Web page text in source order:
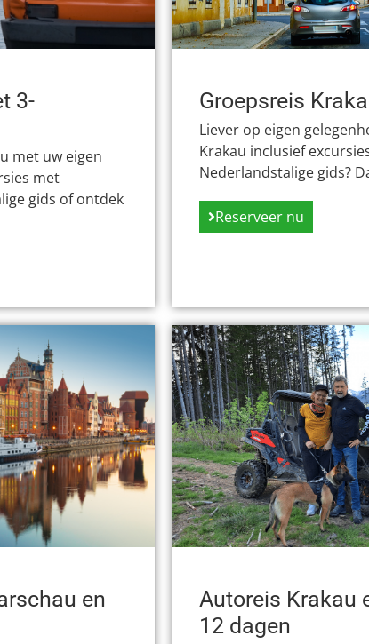
3-
met uw eigen
met
gids of ontdek
Groepsreis
Liever op eigen
Krakau inclusief
Nederlandstalige gids?
Reserveer nu
en
Autoreis Krakau
12 dagen